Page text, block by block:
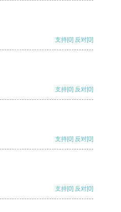
支持[0] 反对[0]
支持[0] 反对[0]
支持[0] 反对[0]
支持[0] 反对[0]